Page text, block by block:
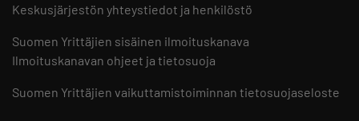
Keskusjärjestön yhteystiedot ja henkilöstö
Suomen Yrittäjien sisäinen ilmoituskanava
Ilmoituskanavan ohjeet ja tietosuoja
Suomen Yrittäjien vaikuttamistoiminnan tietosuojaseloste